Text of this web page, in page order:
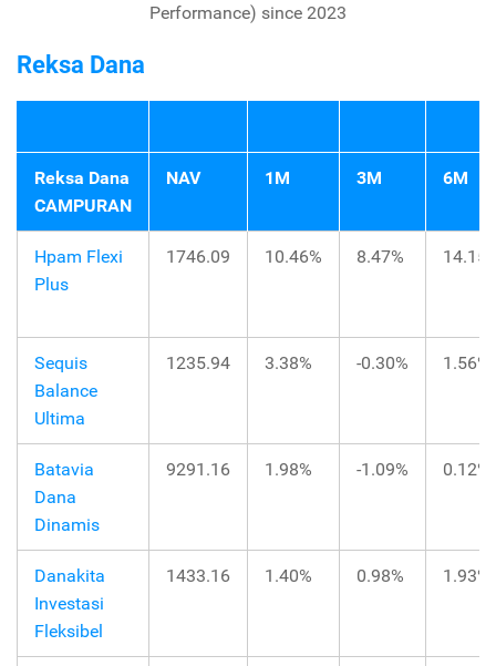
Performance) since 2023
Reksa Dana
Reksa Dana
CAMPURAN
NAV 1M 3M 6M
Hpam Flexi
Plus
1746.09 10.46% 8.47%
Sequis
Balance
Ultima
1235.94 3.38% -0.30% 1.56%
Batavia
Dana
Dinamis
9291.16 1.98% -1.09% 0.12%
Danakita
Investasi
Fleksibel
1433.16 1.40% 0.98% 1.93%